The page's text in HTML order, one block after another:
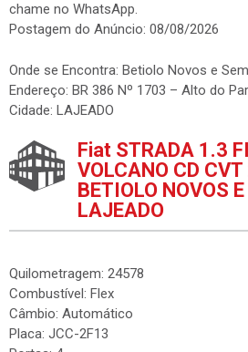
chame no WhatsApp.
Postagem do Anúncio: 08/08/2026
Onde se Encontra: Betiolo Novos e
Endereço: BR 386 Nº 1703 – Alto do
Cidade: LAJEADO
Fiat STRADA 1.3
VOLCANO CD
BETIOLO NOVOS
LAJEADO
Quilometragem: 24578
Combustível: Flex
Câmbio: Automático
Placa: JCC-2F13